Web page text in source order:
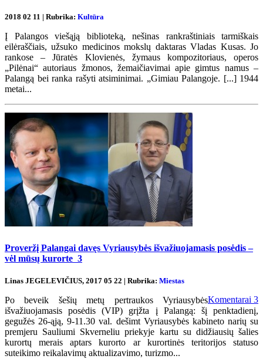
2018 02 11 | Rubrika: Kultūra
Į Palangos viešąją biblioteką, nešinas rankraštiniais tarmiškais
eilėraščiais, užsuko medicinos mokslų daktaras Vladas Kusas. Jo
rankose – Jūratės Klovienės, žymaus kompozitoriaus, operos
„Pilėnai“ autoriaus žmonos, žemaičiavimai apie gimtus namus –
Palangą bei ranka rašyti atsiminimai. „Gimiau Palangoje. [...] 1944
metai...
Proveržį Palangai davęs Vyriausybės išvažiuojamasis posėdis –
vėl mūsų kurorte 3
Linas JEGELEVIČIUS, 2017 05 22 | Rubrika: Miestas
Komentarai 3
Po beveik šešių metų pertraukos Vyriausybės
išvažiuojamasis posėdis (VIP) grįžta į Palangą: šį penktadienį,
gegužės 26-ąją, 9-11.30 val. dešimt Vyriausybės kabineto narių su
premjeru Sauliumi Skverneliu priekyje kartu su didžiausių šalies
kurortų merais aptars kurorto ar kurortinės teritorijos statuso
suteikimo reikalavimų aktualizavimo, turizmo...